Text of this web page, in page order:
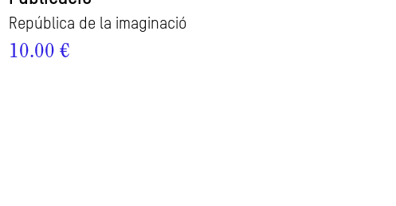
República de la imaginació
10.00 €